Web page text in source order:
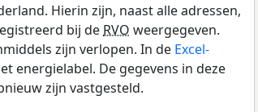
Hierin zijn, naast alle adressen,
bij de RVO weergegeven.
zijn verlopen. In de Excel-
energielabel. De gegevens in deze
zijn vastgesteld.